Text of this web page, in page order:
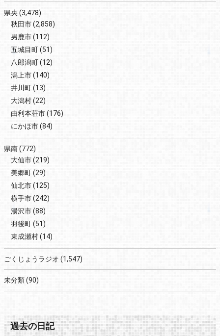
県央(3,478)
秋田市(2,858)
男鹿市(112)
五城目町(51)
八郎潟町(12)
潟上市(140)
井川町(13)
大潟村(22)
由利本荘市(176)
にかほ市(84)
県南(772)
大仙市(219)
美郷町(29)
仙北市(125)
横手市(242)
湯沢市(88)
羽後町(51)
東成瀬村(14)
ごくじょうラジオ (1,547)
未分類(90)
過去の日記